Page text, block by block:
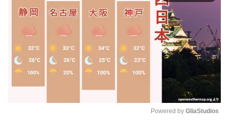
Powered by GliaStudios